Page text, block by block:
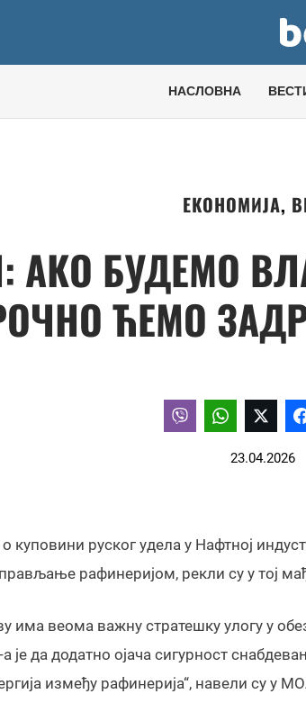
НАСЛОВНА
ЕКОНОМИЈА,
АКО БУДЕМО
ЋЕМО
23.04.2026
куповини руског удела у Нафтној
рафинеријом, рекли су у тој
има веома важну стратешку улогу у
да додатно ојача сигурност
између рафинерија“, навели су у